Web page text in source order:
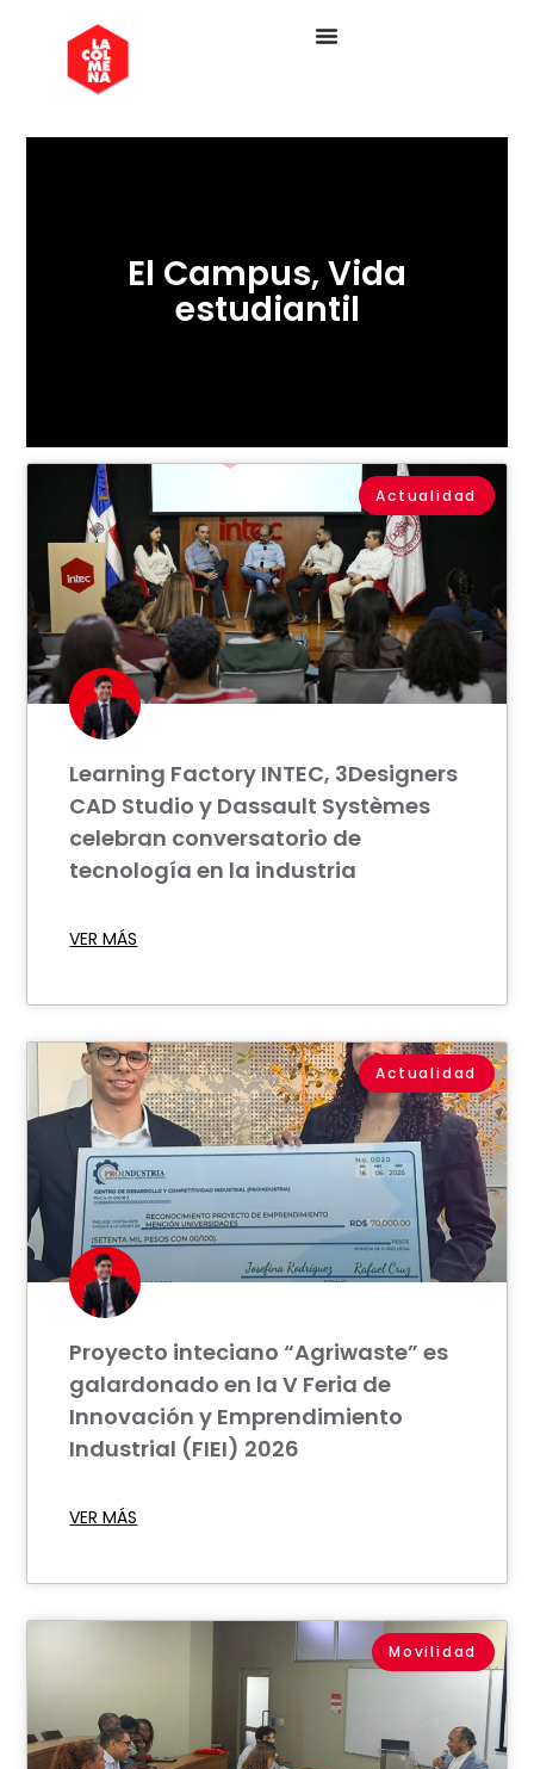
El Campus, Vida
estudiantil
Actualidad
Learning Factory INTEC, 3Designers
CAD Studio y Dassault Systèmes
celebran conversatorio de
tecnología en la industria
VER MÁS
Actualidad
Proyecto inteciano “Agriwaste” es
galardonado en la V Feria de
Innovación y Emprendimiento
Industrial (FIEI) 2026
VER MÁS
Movilidad